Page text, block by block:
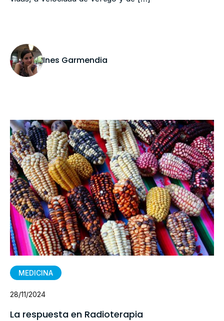
Ines Garmendia
MEDICINA
28/11/2024
La respuesta en Radioterapia